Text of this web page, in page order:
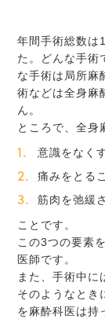
年間手術総数は
た。どんな手術
な手術は局所麻
術などは全身麻
ん。
ところで、全身
意識をなく
痛みをとる
筋肉を弛緩
ことです。
この3つの要素
医師です。
また、手術中に
そのようなとき
を麻酔科医は持